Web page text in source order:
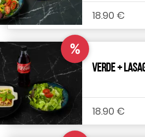
18.90 €
%
Verde +
18.90 €